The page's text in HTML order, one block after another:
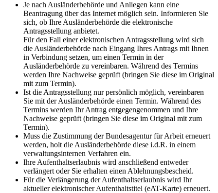
Je nach Ausländerbehörde und Anliegen kann eine
Beantragung über das Internet möglich sein. Informieren Sie
sich, ob Ihre Ausländerbehörde die elektronische
Antragsstellung anbietet.
Für den Fall einer elektronischen Antragsstellung wird sich
die Ausländerbehörde nach Eingang Ihres Antrags mit Ihnen
in Verbindung setzen, um einen Termin in der
Ausländerbehörde zu vereinbaren. Während des Termins
werden Ihre Nachweise geprüft (bringen Sie diese im Original
mit zum Termin).
Ist die Antragsstellung nur persönlich möglich, vereinbaren
Sie mit der Ausländerbehörde einen Termin. Während des
Termins werden Ihr Antrag entgegengenommen und Ihre
Nachweise geprüft (bringen Sie diese im Original mit zum
Termin).
Muss die Zustimmung der Bundesagentur für Arbeit erneuert
werden, holt die Ausländerbehörde diese i.d.R. in einem
verwaltungsinternen Verfahren ein.
Ihre Aufenthaltserlaubnis wird anschließend entweder
verlängert oder Sie erhalten einen Ablehnungsbescheid.
Für die Verlängerung der Aufenthaltserlaubnis wird Ihr
aktueller elektronischer Aufenthaltstitel (eAT-Karte) erneuert.